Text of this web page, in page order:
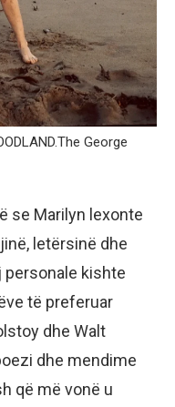
George
se Marilyn lexonte
letërsinë dhe
kishte
të preferuar
dhe Walt
dhe mendime
që më vonë u